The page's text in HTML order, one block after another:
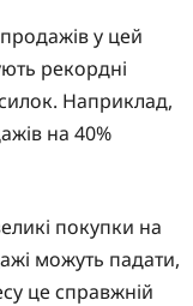
у цей
рекордні
Наприклад,
на 40%
покупки на
можуть падати,
це справжній